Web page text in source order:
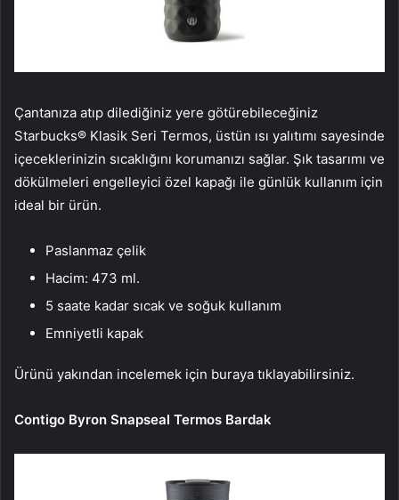
Çantanıza atıp dilediğiniz yere götürebileceğiniz
Starbucks® Klasik Seri Termos, üstün ısı yalıtımı sayesinde
içeceklerinizin sıcaklığını korumanızı sağlar. Şık tasarımı ve
dökülmeleri engelleyici özel kapağı ile günlük kullanım için
ideal bir ürün.
Paslanmaz çelik
Hacim: 473 ml.
5 saate kadar sıcak ve soğuk kullanım
Emniyetli kapak
Ürünü yakından incelemek için buraya tıklayabilirsiniz.
Contigo Byron Snapseal Termos Bardak